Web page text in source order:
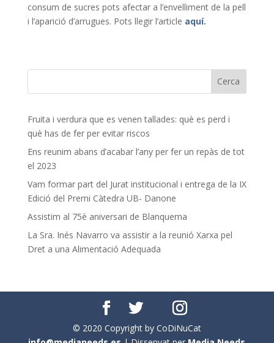
consum de sucres pots afectar a l’envelliment de la pell
i l’aparició d’arrugues. Pots llegir l’article aquí.
Fruita i verdura que es venen tallades: què es perd i
què has de fer per evitar riscos
Ens reunim abans d’acabar l’any per fer un repàs de tot
el 2023
Vam formar part del Jurat institucional i entrega de la IX
Edició del Premi Càtedra UB- Danone
Assistim al 75è aniversari de Blanquerna
La Sra. Inés Navarro va assistir a la reunió Xarxa pel
Dret a una Alimentació Adequada
© 2020 Copyright by CoDiNuCat